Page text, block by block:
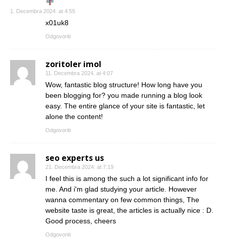
1. Decembra 2024. at 4:55
x01uk8
Odgovoriti
zoritoler imol
11. Decembra 2024. at 4:07
Wow, fantastic blog structure! How long have you
been blogging for? you made running a blog look
easy. The entire glance of your site is fantastic, let
alone the content!
Odgovoriti
seo experts us
21. Decembra 2024. at 7:19
I feel this is among the such a lot significant info for
me. And i'm glad studying your article. However
wanna commentary on few common things, The
website taste is great, the articles is actually nice : D.
Good process, cheers
Odgovoriti